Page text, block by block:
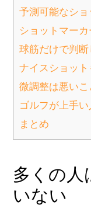
予測可能なシ
ショットマー
球筋だけで判断
ナイスショッ
微調整は悪い
ゴルフが上手
まとめ
多くの人
いない